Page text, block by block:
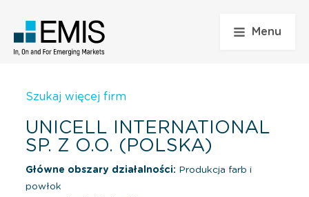
Menu
Szukaj więcej firm
UNICELL INTERNATIONAL
SP. Z O.O. (POLSKA)
Główne obszary działalności: Produkcja farb i
powłok